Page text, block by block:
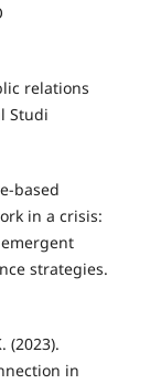
relations
Studi
based
in a crisis:
strategies.
(2023).
in